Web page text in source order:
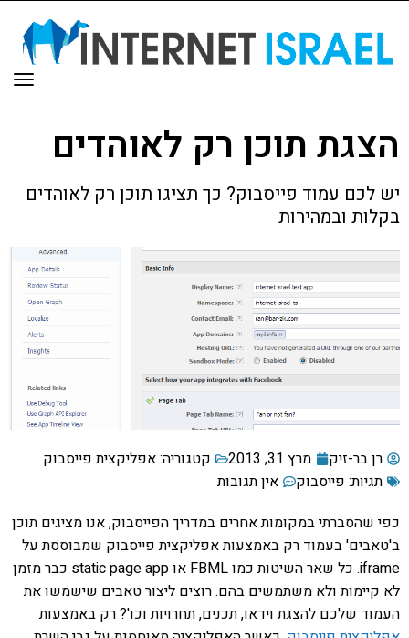
הצגת תוכן רק לאוהדים
יש לכם עמוד פייסבוק? כך תציגו תוכן רק לאוהדים
בקלות ובמהירות
רן בר-זיק מרץ 31, 2013 קטגוריה:אפליקצית פייסבוק
תגיות: פייסבוק
אין תגובות
כפי שהסברתי במקומות אחרים במדריך הפייסבוק, אנו מציגים תוכן
ב'טאבים' בעמוד רק באמצעות אפליקצית פייסבוק שמבוססת על
iframe. כל שאר השיטות כמו FBML או static page app כבר מזמן
לא קיימות ולא משתמשים בהם. רוצים ליצור טאבים שישמשו את
העמוד שלכם להצגת וידאו, תכנים, תחרויות וכו'? רק באמצעות